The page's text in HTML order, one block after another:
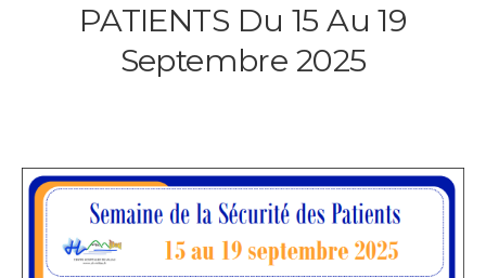
PATIENTS Du 15 Au 19
Septembre 2025